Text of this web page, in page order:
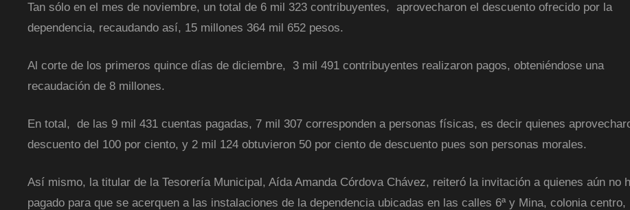
Tan sólo en el mes de noviembre, un total de 6 mil 323 contribuyentes, aprovecharon el descuento ofrecido por la
dependencia, recaudando así, 15 millones 364 mil 652 pesos.
Al corte de los primeros quince días de diciembre, 3 mil 491 contribuyentes realizaron pagos, obteniéndose una
recaudación de 8 millones.
En total, de las 9 mil 431 cuentas pagadas, 7 mil 307 corresponden a personas físicas, es decir quienes
descuento del 100 por ciento, y 2 mil 124 obtuvieron 50 por ciento de descuento pues son personas morales.
Así mismo, la titular de la Tesorería Municipal, Aída Amanda Córdova Chávez, reiteró la invitación a quienes aún no
pagado para que se acerquen a las instalaciones de la dependencia ubicadas en las calles 6ª y Mina, colonia centro,